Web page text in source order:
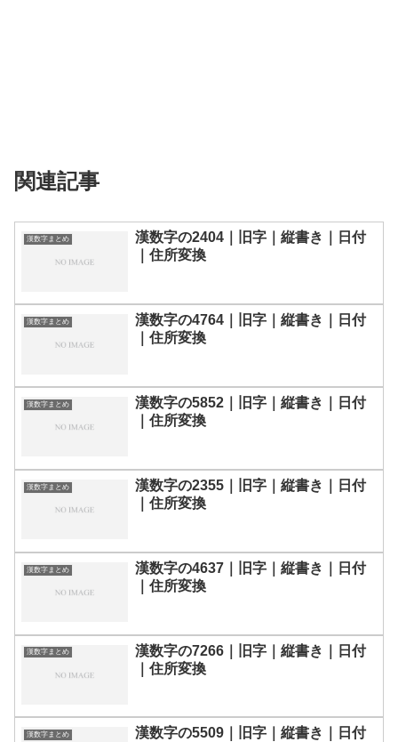
関連記事
漢数字まとめ
漢数字の2404｜旧字｜縦書き｜日付
｜住所変換
漢数字まとめ
漢数字の4764｜旧字｜縦書き｜日付
｜住所変換
漢数字まとめ
漢数字の5852｜旧字｜縦書き｜日付
｜住所変換
漢数字まとめ
漢数字の2355｜旧字｜縦書き｜日付
｜住所変換
漢数字まとめ
漢数字の4637｜旧字｜縦書き｜日付
｜住所変換
漢数字まとめ
漢数字の7266｜旧字｜縦書き｜日付
｜住所変換
漢数字まとめ
漢数字の5509｜旧字｜縦書き｜日付